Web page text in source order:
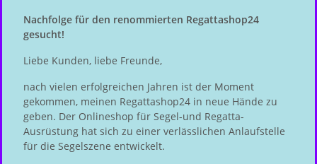
Nachfolge für den renommierten Regattashop24
gesucht!
Liebe Kunden, liebe Freunde,
nach vielen erfolgreichen Jahren ist der Moment
gekommen, meinen Regattashop24 in neue Hände zu
geben. Der Onlineshop für Segel-und Regatta-
Ausrüstung hat sich zu einer verlässlichen Anlaufstelle
für die Segelszene entwickelt.